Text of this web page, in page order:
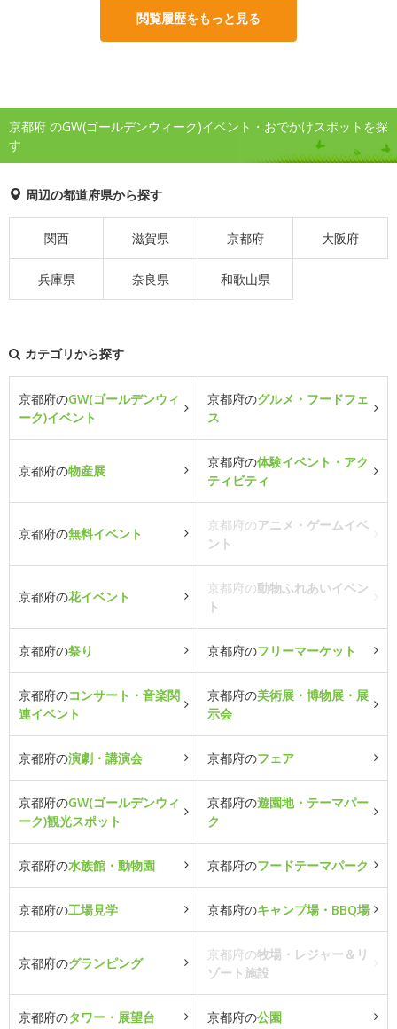
閲覧履歴をもっと見る
京都府 のGW(ゴールデンウィーク)イベント・おでかけスポットを探
す
周辺の都道府県から探す
関西 滋賀県 京都府 大阪府
兵庫県 奈良県 和歌山県
カテゴリから探す
京都府のGW(ゴールデンウィ
ーク)イベント
京都府のグルメ・フードフェ
ス
京都府の物産展
京都府の体験イベント・アク
ティビティ
京都府の無料イベント
京都府のアニメ・ゲームイベ
ント
京都府の花イベント
京都府の動物ふれあいイベン
ト
京都府の祭り 京都府のフリーマーケット
京都府のコンサート・音楽関
連イベント
京都府の美術展・博物展・展
示会
京都府の演劇・講演会 京都府のフェア
京都府のGW(ゴールデンウィ
ーク)観光スポット
京都府の遊園地・テーマパー
ク
京都府の水族館・動物園 京都府のフードテーマパーク
京都府の工場見学 京都府のキャンプ場・BBQ場
京都府のグランピング
京都府の牧場・レジャー＆リ
ゾート施設
京都府のタワー・展望台 京都府の公園